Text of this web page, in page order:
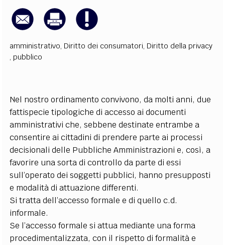
amministrativo, Diritto dei consumatori, Diritto della privacy
, pubblico
Nel nostro ordinamento convivono, da molti anni, due
fattispecie tipologiche di accesso ai documenti
amministrativi che, sebbene destinate entrambe a
consentire ai cittadini di prendere parte ai processi
decisionali delle Pubbliche Amministrazioni e, così, a
favorire una sorta di controllo da parte di essi
sull’operato dei soggetti pubblici, hanno presupposti
e modalità di attuazione differenti.
Si tratta dell’accesso formale e di quello c.d.
informale.
Se l’accesso formale si attua mediante una forma
procedimentalizzata, con il rispetto di formalità e